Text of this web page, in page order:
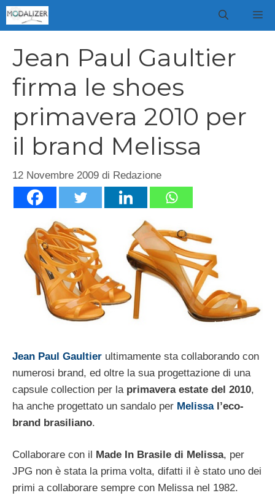
Vai
al
Jean Paul Gaultier
firma le shoes
primavera 2010 per
il brand Melissa
12 Novembre 2009 di Redazione
Jean Paul Gaultier ultimamente sta collaborando con
numerosi brand, ed oltre la sua progettazione di una
capsule collection per la primavera estate del 2010,
ha anche progettato un sandalo per Melissal’eco-
brand brasiliano.
Collaborare con il Made In Brasile di Melissa, per
JPG non è stata la prima volta, difatti il è stato uno dei
primi a collaborare sempre con Melissa nel 1982.